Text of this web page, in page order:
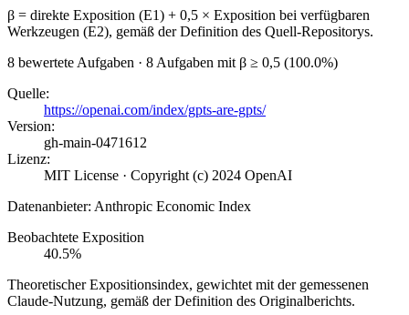
β = direkte Exposition (E1) + 0,5 × Exposition bei verfügbaren
Werkzeugen (E2), gemäß der Definition des Quell-Repositorys.
8 bewertete Aufgaben · 8 Aufgaben mit β ≥ 0,5 (100.0%)
Quelle:
https://openai.com/index/gpts-are-gpts/
Version:
gh-main-0471612
Lizenz:
MIT License · Copyright (c) 2024 OpenAI
Datenanbieter: Anthropic Economic Index
Beobachtete Exposition
40.5%
Theoretischer Expositionsindex, gewichtet mit der gemessenen
Claude-Nutzung, gemäß der Definition des Originalberichts.